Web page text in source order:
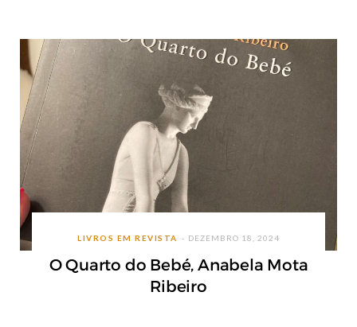
LIVROS EM REVISTA DEZEMBRO 18, 2024
O Quarto do Bebé, Anabela Mota
Ribeiro